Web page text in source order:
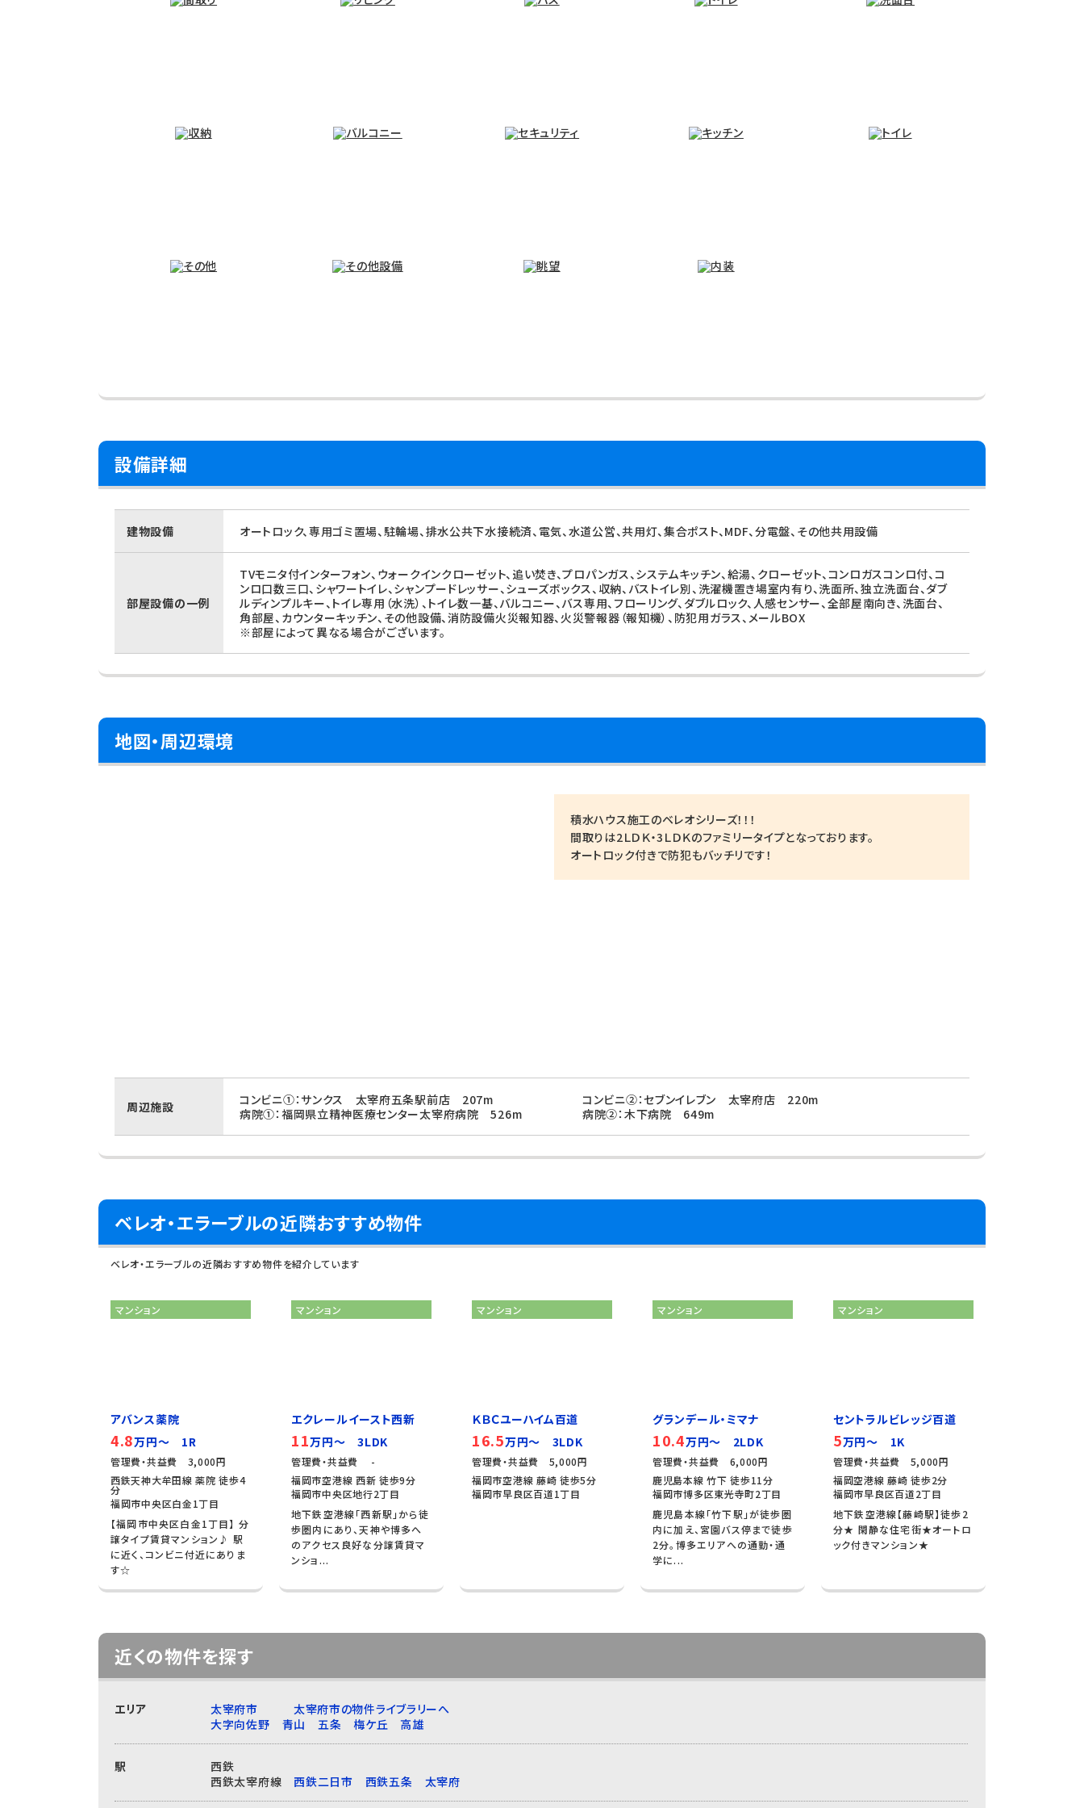
設備詳細
建物設備 オートロック、専用ゴミ置場、駐輪場、排水公共下水接続済、電気、水道公営、共用灯、集合ポスト、MDF、分電盤、その他共用設備
部屋設備の一例
TVモニタ付インターフォン、ウォークインクローゼット、追い焚き、プロパンガス、システムキッチン、給湯、クローゼット、コンロガスコンロ付、コ
ンロ口数三口、シャワートイレ、シャンプードレッサー、シューズボックス、収納、バストイレ別、洗濯機置き場室内有り、洗面所、独立洗面台、ダブ
ルディンプルキー、トイレ専用（水洗）、トイレ数一基、バルコニー、バス専用、フローリング、ダブルロック、人感センサー、全部屋南向き、洗面台、
角部屋、カウンターキッチン、その他設備、消防設備火災報知器、火災警報器（報知機）、防犯用ガラス、メールBOX
※部屋によって異なる場合がございます。
地図・周辺環境
積水ハウス施工のベレオシリーズ！！！
間取りは2ＬＤＫ・3ＬＤＫのファミリータイプとなっております。
オートロック付きで防犯もバッチリです！
周辺施設 コンビニ①：サンクス 太宰府五条駅前店 207m
コンビニ②：セブンイレブン 太宰府店 220m
病院①：福岡県立精神医療センター太宰府病院 526m
病院②：木下病院 649m
ベレオ・エラーブルの近隣おすすめ物件
ベレオ・エラーブルの近隣おすすめ物件を紹介しています
マンション
アバンス薬院
4.8万円～ 1R
管理費・共益費 3,000円
西鉄天神大牟田線 薬院 徒歩4
分
福岡市中央区白金1丁目
【福岡市中央区白金1丁目】 分
譲タイプ賃貸マンション♪ 駅
に近く、コンビニ付近にありま
す☆
マンション
エクレールイースト西新
11万円～ 3LDK
管理費・共益費 -
福岡市空港線 西新 徒歩9分
福岡市中央区地行2丁目
地下鉄空港線「西新駅」から徒
歩圏内にあり、天神や博多へ
のアクセス良好な分譲賃貸マ
ンショ...
マンション
ＫＢＣユーハイム百道
16.5万円～ 3LDK
管理費・共益費 5,000円
福岡市空港線 藤崎 徒歩5分
福岡市早良区百道1丁目
マンション
グランデール・ミマナ
10.4万円～ 2LDK
管理費・共益費 6,000円
鹿児島本線 竹下 徒歩11分
福岡市博多区東光寺町2丁目
鹿児島本線「竹下駅」が徒歩圏
内に加え、宮園バス停まで徒歩
2分。博多エリアへの通勤・通
学に...
マンション
セントラルビレッジ百道
5万円～ 1K
管理費・共益費 5,000円
福岡空港線 藤崎 徒歩2分
福岡市早良区百道2丁目
地下鉄空港線【藤崎駅】徒歩2
分★ 閑静な住宅街★オートロ
ック付きマンション★
近くの物件を探す
エリア 太宰府市
太宰府市の物件ライブラリーへ
大字向佐野
青山 五条 梅ケ丘 高雄
駅
西鉄
西鉄太宰府線
西鉄二日市 西鉄五条 太宰府